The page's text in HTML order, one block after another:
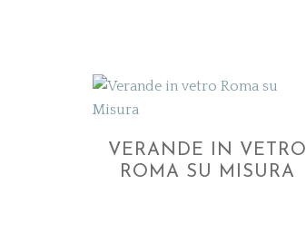
VERANDE IN VETRO
ROMA SU MISURA